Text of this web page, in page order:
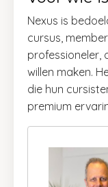
Nexus is
cursus,
professioneler,
willen maken.
die hun
premium